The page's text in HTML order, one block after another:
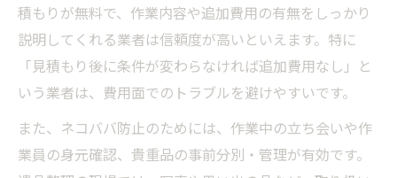
遺品整理安心サポートで写真供養の流れを
解説
遺品整理で品を正しく供養する具体的な手
順
遺品整理の供養方法と安心サポートのメリ
ット
積もりが無料で、作業内容や追加費用の有無をしっかり
説明してくれる業者は信頼度が高いといえます。特に
「見積もり後に条件が変わらなければ追加費用なし」と
いう業者は、費用面でのトラブルを避けやすいです。
また、ネコババ防止のためには、作業中の立ち会いや作
業員の身元確認、貴重品の事前分別・管理が有効です。